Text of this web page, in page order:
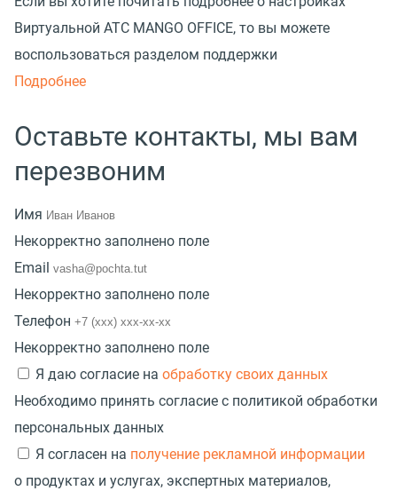
Виртуальной АТС MANGO OFFICE, то вы можете
воспользоваться разделом поддержки
Подробнее
Оставьте контакты, мы вам
перезвоним
Имя
Некорректно заполнено поле
Email
Некорректно заполнено поле
Телефон
Некорректно заполнено поле
Я даю согласие на обработку своих данных
Необходимо принять согласие с политикой обработки
персональных данных
Я согласен на получение рекламной информации
о продуктах и услугах, экспертных материалов,